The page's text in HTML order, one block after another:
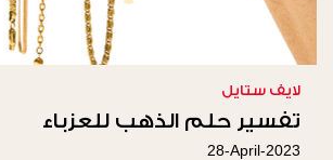
لايف ستايل
تفسير حلم الذهب للعزباء
28-April-2023